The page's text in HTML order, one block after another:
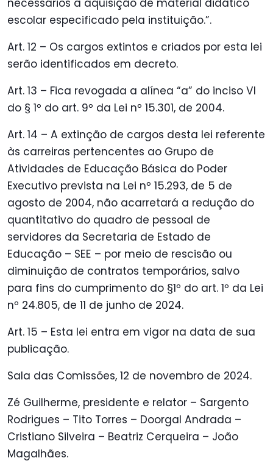
necessários à aquisição de material didático
escolar especificado pela instituição.”.
Art. 12 – Os cargos extintos e criados por esta lei
serão identificados em decreto.
Art. 13 – Fica revogada a alínea “a” do inciso VI
do § 1º do art. 9º da Lei nº 15.301, de 2004.
Art. 14 – A extinção de cargos desta lei referente
às carreiras pertencentes ao Grupo de
Atividades de Educação Básica do Poder
Executivo prevista na Lei nº 15.293, de 5 de
agosto de 2004, não acarretará a redução do
quantitativo do quadro de pessoal de
servidores da Secretaria de Estado de
Educação – SEE – por meio de rescisão ou
diminuição de contratos temporários, salvo
para fins do cumprimento do §1º do art. 1º da Lei
nº 24.805, de 11 de junho de 2024.
Art. 15 – Esta lei entra em vigor na data de sua
publicação.
Sala das Comissões, 12 de novembro de 2024.
Zé Guilherme, presidente e relator – Sargento
Rodrigues – Tito Torres – Doorgal Andrada –
Cristiano Silveira – Beatriz Cerqueira – João
Magalhães.